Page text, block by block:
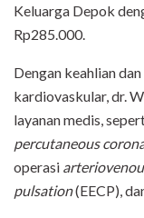
Keluarga Depok
Rp285.000.
Dengan keahlian
kardiovaskular, dr.
layanan medis,
percutaneous
operasi
pulsation(EECP),